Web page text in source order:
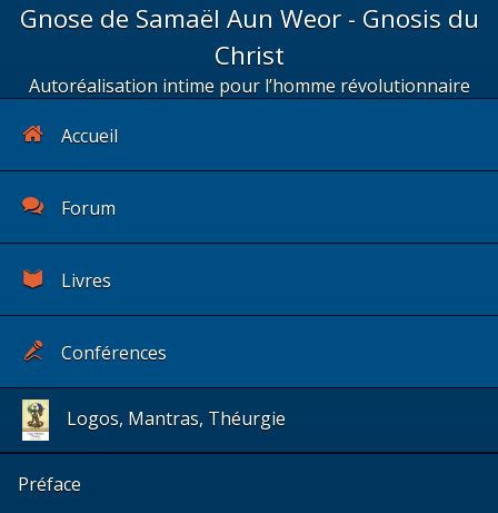
Gnose de Samaël Aun Weor - Gnosis du
Christ
Autoréalisation intime pour l’homme révolutionnaire
Accueil
Forum
Livres
Conférences
Logos, Mantras, Théurgie
Préface